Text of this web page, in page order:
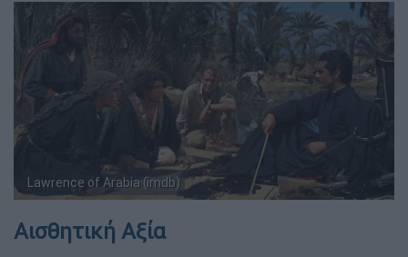
Lawrence of Arabia (imdb)
Αισθητική Αξία